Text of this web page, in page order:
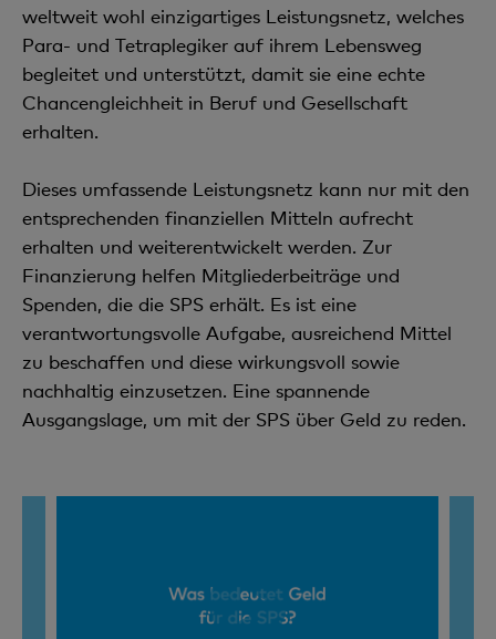
weltweit wohl einzigartiges Leistungsnetz, welches
Para- und Tetraplegiker auf ihrem Lebensweg
begleitet und unterstützt, damit sie eine echte
Chancengleichheit in Beruf und Gesellschaft
erhalten.
Dieses umfassende Leistungsnetz kann nur mit den
entsprechenden finanziellen Mitteln aufrecht
erhalten und weiterentwickelt werden. Zur
Finanzierung helfen Mitgliederbeiträge und
Spenden, die die SPS erhält. Es ist eine
verantwortungsvolle Aufgabe, ausreichend Mittel
zu beschaffen und diese wirkungsvoll sowie
nachhaltig einzusetzen. Eine spannende
Ausgangslage, um mit der SPS über Geld zu reden.